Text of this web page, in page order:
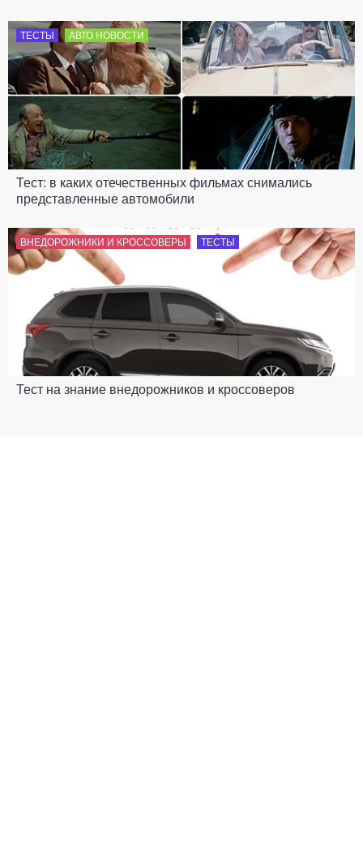
ТЕСТЫ АВТО НОВОСТИ
Тест: в каких отечественных фильмах снимались
представленные автомобили
ВНЕДОРОЖНИКИ И КРОССОВЕРЫ ТЕСТЫ
Тест на знание внедорожников и кроссоверов